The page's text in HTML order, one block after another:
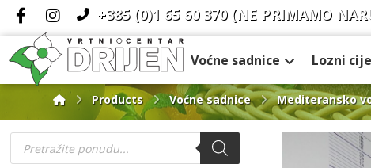
+385 (0)1 65 60 370 (NE PRIMAMO
Voćne sadnice Lozni
Products Voćne sadnice Mediteransko